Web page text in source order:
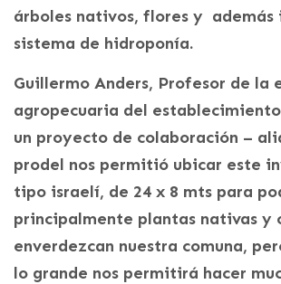
árboles nativos, flores y además
sistema de hidroponía.
Guillermo Anders, Profesor de la
agropecuaria del
un proyecto de colaboración –
prodel nos permitió ubicar este
tipo israelí, de 24 x 8 mts para
principalmente plantas nativas y
enverdezcan nuestra comuna,
lo grande nos permitirá hacer